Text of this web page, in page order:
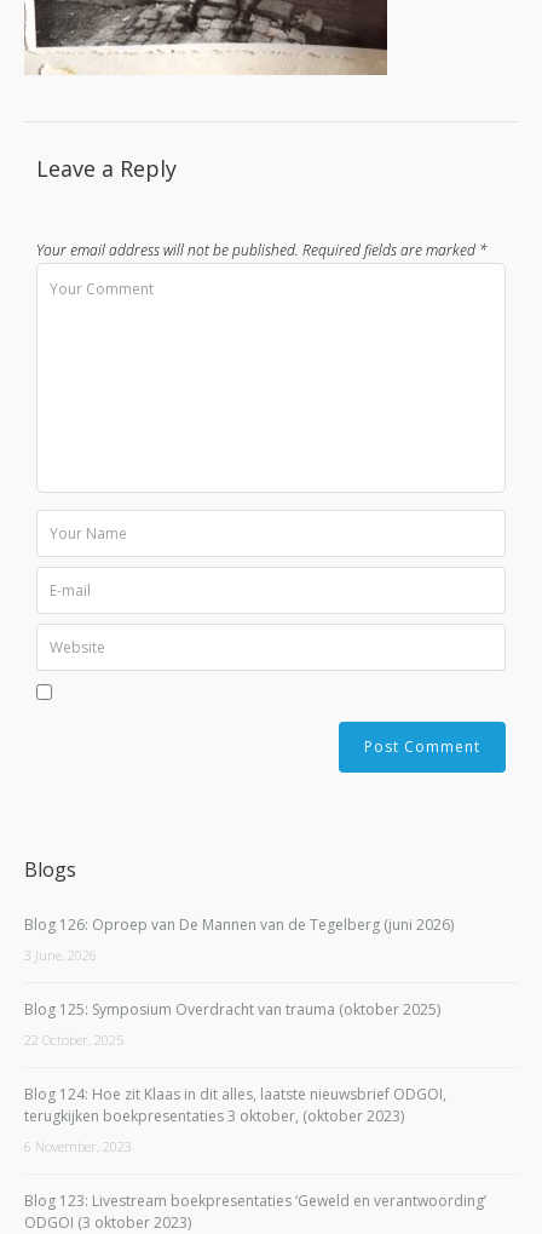
Leave a Reply
Your email address will not be published. Required fields are marked *
Blogs
Blog 126: Oproep van De Mannen van de Tegelberg (juni 2026)
3 June, 2026
Blog 125: Symposium Overdracht van trauma (oktober 2025)
22 October, 2025
Blog 124: Hoe zit Klaas in dit alles, laatste nieuwsbrief ODGOI,
terugkijken boekpresentaties 3 oktober, (oktober 2023)
6 November, 2023
Blog 123: Livestream boekpresentaties ‘Geweld en verantwoording’
ODGOI (3 oktober 2023)